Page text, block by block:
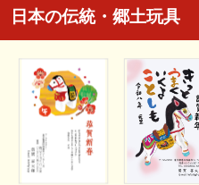
日本の伝統・郷土玩具